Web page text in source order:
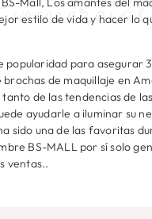
estilo de vida y hacer lo
popularidad para asegurar
de maquillaje en
de las tendencias de
ayudarle a iluminar su
sido una de las favoritas
BS-MALL por sí solo
ventas..